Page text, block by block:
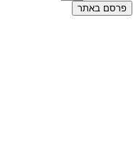
פרסם באתר